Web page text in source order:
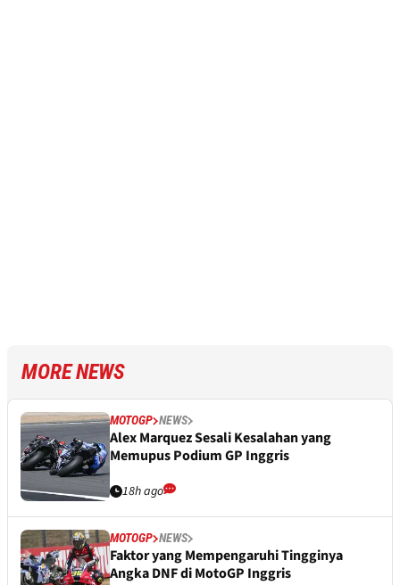
MORE NEWS
MOTOGP NEWS
Alex Marquez Sesali Kesalahan yang
Memupus Podium GP Inggris
18h ago
MOTOGP NEWS
Faktor yang Mempengaruhi Tingginya
Angka DNF di MotoGP Inggris